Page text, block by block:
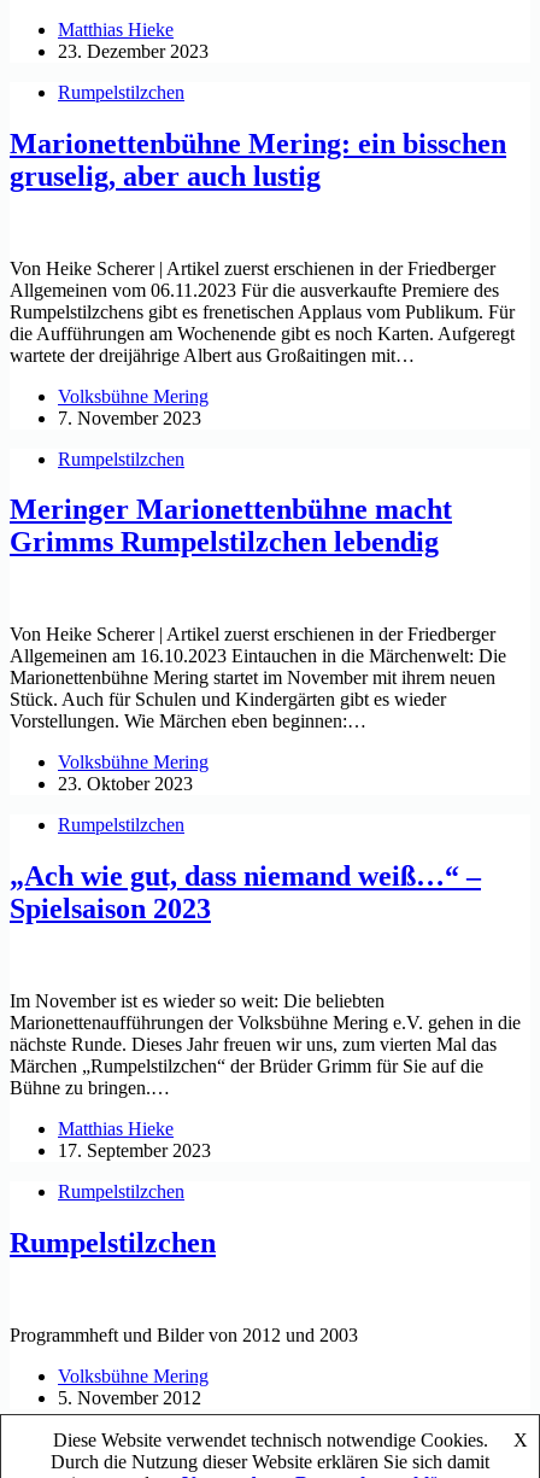
Matthias Hieke
23. Dezember 2023
Rumpelstilzchen
Marionettenbühne Mering: ein bisschen
gruselig, aber auch lustig
Von Heike Scherer | Artikel zuerst erschienen in der Friedberger
Allgemeinen vom 06.11.2023 Für die ausverkaufte Premiere des
Rumpelstilzchens gibt es frenetischen Applaus vom Publikum. Für
die Aufführungen am Wochenende gibt es noch Karten. Aufgeregt
wartete der dreijährige Albert aus Großaitingen mit…
Volksbühne Mering
7. November 2023
Rumpelstilzchen
Meringer Marionettenbühne macht
Grimms Rumpelstilzchen lebendig
Von Heike Scherer | Artikel zuerst erschienen in der Friedberger
Allgemeinen am 16.10.2023 Eintauchen in die Märchenwelt: Die
Marionettenbühne Mering startet im November mit ihrem neuen
Stück. Auch für Schulen und Kindergärten gibt es wieder
Vorstellungen. Wie Märchen eben beginnen:…
Volksbühne Mering
23. Oktober 2023
Rumpelstilzchen
„Ach wie gut, dass niemand weiß…“ –
Spielsaison 2023
Im November ist es wieder so weit: Die beliebten
Marionettenaufführungen der Volksbühne Mering e.V. gehen in die
nächste Runde. Dieses Jahr freuen wir uns, zum vierten Mal das
Märchen „Rumpelstilzchen“ der Brüder Grimm für Sie auf die
Bühne zu bringen.…
Matthias Hieke
17. September 2023
Rumpelstilzchen
Rumpelstilzchen
Programmheft und Bilder von 2012 und 2003
Volksbühne Mering
5. November 2012
Copyright © 2026Volksbühne Mering e.V.
Diese Website verwendet technisch notwendige Cookies.
Durch die Nutzung dieser Website erklären Sie sich damit
X